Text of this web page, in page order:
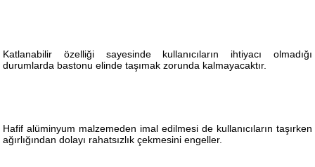
Katlanabilir özelliği sayesinde kullanıcıların ihtiyacı olmadığı
durumlarda bastonu elinde taşımak zorunda kalmayacaktır.
Hafif alüminyum malzemeden imal edilmesi de kullanıcıların taşırken
ağırlığından dolayı rahatsızlık çekmesini engeller.